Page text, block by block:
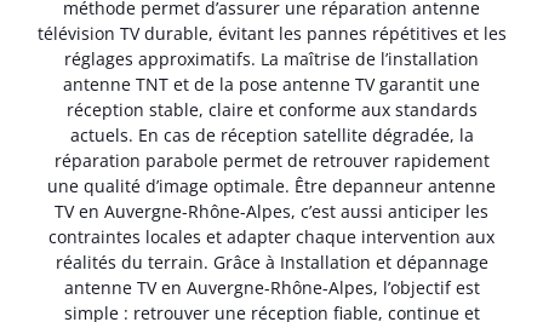
méthode permet d’assurer une réparation antenne
télévision TV durable, évitant les pannes répétitives et les
réglages approximatifs. La maîtrise de l’installation
antenne TNT et de la pose antenne TV garantit une
réception stable, claire et conforme aux standards
actuels. En cas de réception satellite dégradée, la
réparation parabole permet de retrouver rapidement
une qualité d’image optimale. Être depanneur antenne
TV en Auvergne-Rhône-Alpes, c’est aussi anticiper les
contraintes locales et adapter chaque intervention aux
réalités du terrain. Grâce à Installation et dépannage
antenne TV en Auvergne-Rhône-Alpes, l’objectif est
simple : retrouver une réception fiable, continue et